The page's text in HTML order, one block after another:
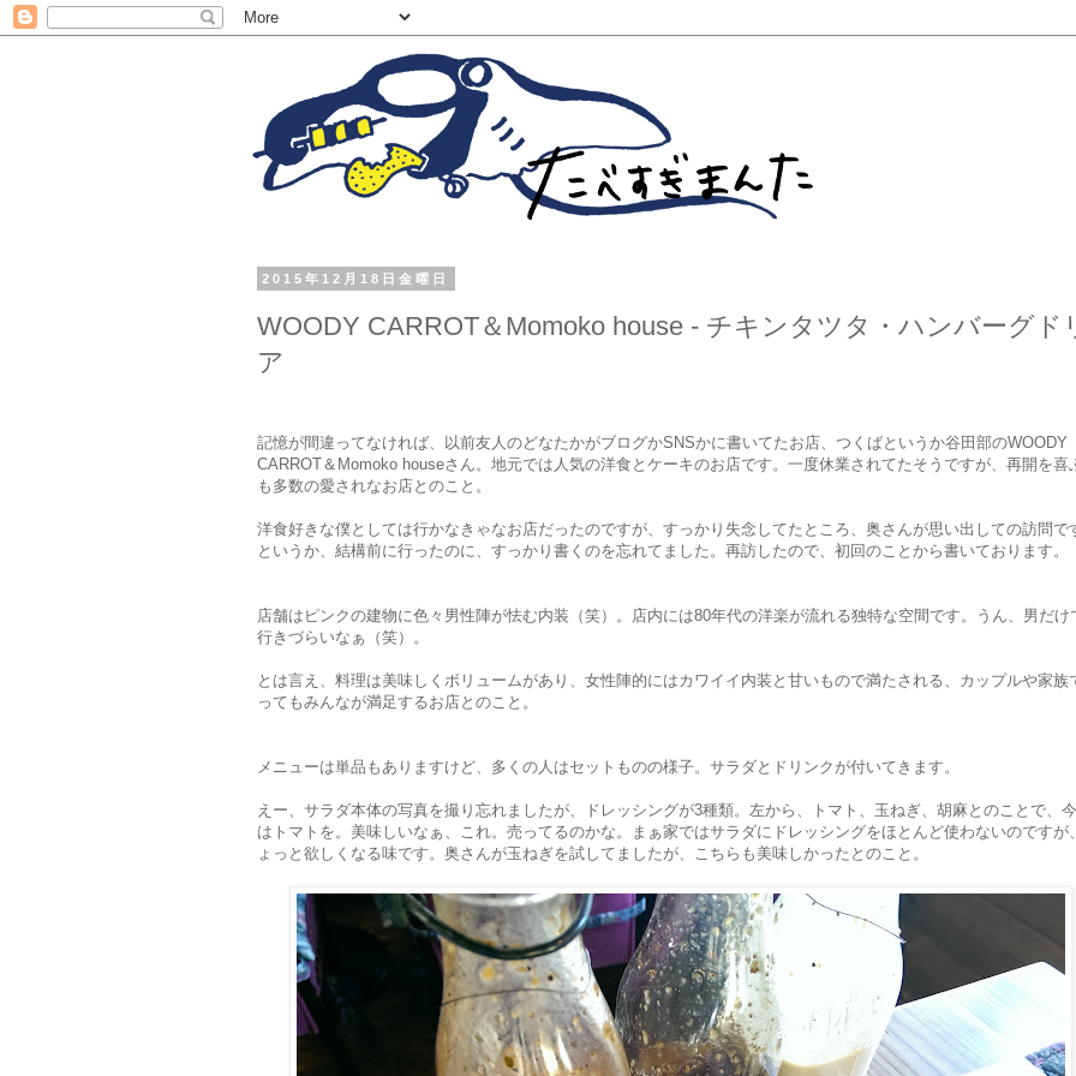
2015年12月18日金曜日
WOODY CARROT＆Momoko house - チキンタツタ・ハンバーグド
ア
記憶が間違ってなければ、以前友人のどなたかがブログかSNSかに書いてたお店、つくばというか谷田部のWOODY
CARROT＆Momoko houseさん。地元では人気の洋食とケーキのお店です。一度休業されてたそうですが、再開を喜
も多数の愛されなお店とのこと。
洋食好きな僕としては行かなきゃなお店だったのですが、すっかり失念してたところ、奥さんが思い出しての訪問で
というか、結構前に行ったのに、すっかり書くのを忘れてました。再訪したので、初回のことから書いております。
店舗はピンクの建物に色々男性陣が怯む内装（笑）。店内には80年代の洋楽が流れる独特な空間です。うん、男だけ
行きづらいなぁ（笑）。
とは言え、料理は美味しくボリュームがあり、女性陣的にはカワイイ内装と甘いもので満たされる、カップルや家族
ってもみんなが満足するお店とのこと。
メニューは単品もありますけど、多くの人はセットものの様子。サラダとドリンクが付いてきます。
えー、サラダ本体の写真を撮り忘れましたが、ドレッシングが3種類。左から、トマト、玉ねぎ、胡麻とのことで、
はトマトを。美味しいなぁ、これ。売ってるのかな。まぁ家ではサラダにドレッシングをほとんど使わないのですが
ょっと欲しくなる味です。奥さんが玉ねぎを試してましたが、こちらも美味しかったとのこと。